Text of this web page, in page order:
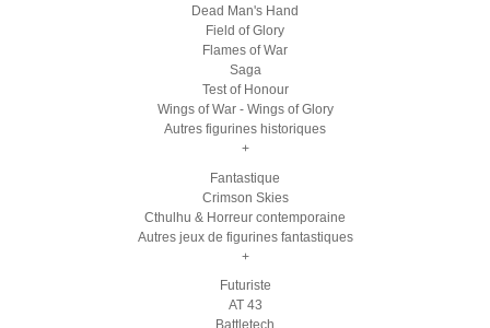
Dead Man's Hand
Field of Glory
Flames of War
Saga
Test of Honour
Wings of War - Wings of Glory
Autres figurines historiques
+
Fantastique
Crimson Skies
Cthulhu & Horreur contemporaine
Autres jeux de figurines fantastiques
+
Futuriste
AT 43
Battletech